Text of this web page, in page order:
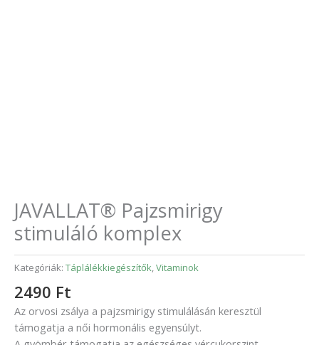
JAVALLAT® Pajzsmirigy
stimuláló komplex
Kategóriák: Táplálékkiegészítők,Vitaminok
2490 Ft
Az orvosi zsálya a pajzsmirigy stimulálásán keresztül
támogatja a női hormonális egyensúlyt.